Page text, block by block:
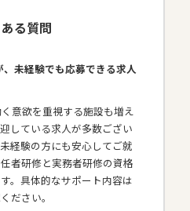
る質問
未経験でも応募できる求人
意欲を重視する施設も増え
している求人が多数ござい
経験の方にも安心してご就
者研修と実務者研修の資格
。具体的なサポート内容は
ださい。